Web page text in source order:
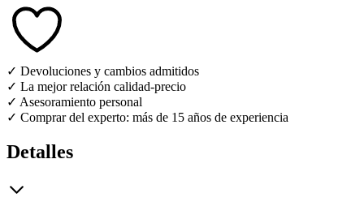
✓ Devoluciones y cambios admitidos
✓ La mejor relación calidad-precio
✓ Asesoramiento personal
✓ Comprar del experto: más de 15 años de experiencia
Detalles